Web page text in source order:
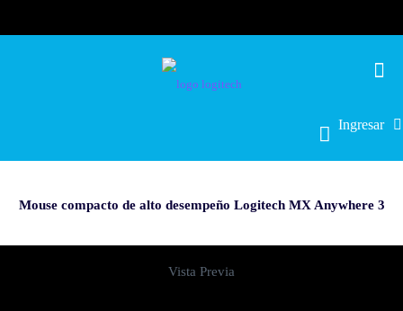
Ingresar
Mouse compacto de alto desempeño Logitech MX Anywhere 3
Vista Previa